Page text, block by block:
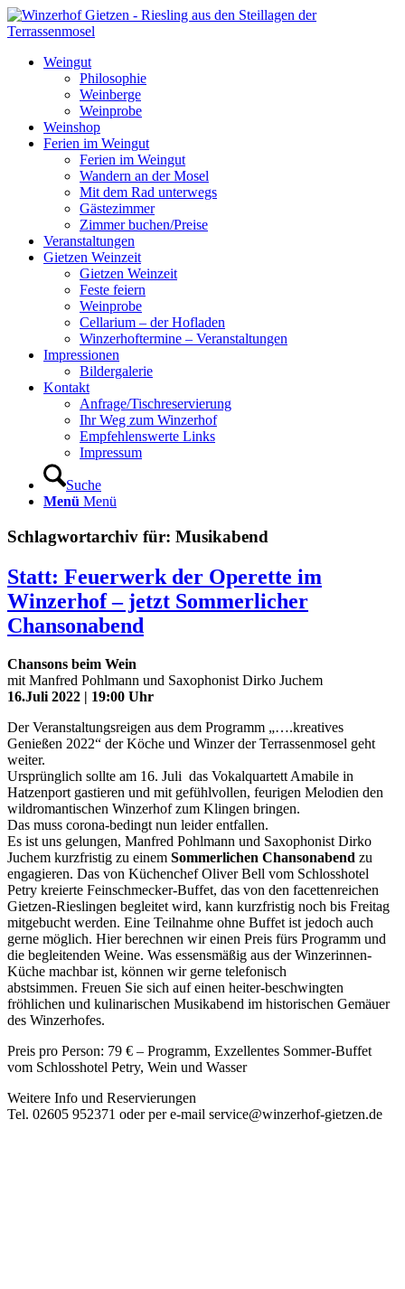
Weingut
Philosophie
Weinberge
Weinprobe
Weinshop
Ferien im Weingut
Ferien im Weingut
Wandern an der Mosel
Mit dem Rad unterwegs
Gästezimmer
Zimmer buchen/Preise
Veranstaltungen
Gietzen Weinzeit
Gietzen Weinzeit
Feste feiern
Weinprobe
Cellarium – der Hofladen
Winzerhoftermine – Veranstaltungen
Impressionen
Bildergalerie
Kontakt
Anfrage/Tischreservierung
Ihr Weg zum Winzerhof
Empfehlenswerte Links
Impressum
Suche
Menü Menü
Schlagwortarchiv für: Musikabend
Statt: Feuerwerk der Operette im
Winzerhof – jetzt Sommerlicher
Chansonabend
Chansons beim Wein
mit Manfred Pohlmann und Saxophonist Dirko Juchem
16.Juli 2022 | 19:00 Uhr
Der Veranstaltungsreigen aus dem Programm „….kreatives
Genießen 2022“ der Köche und Winzer der Terrassenmosel geht
weiter.
Ursprünglich sollte am 16. Juli das Vokalquartett Amabile in
Hatzenport gastieren und mit gefühlvollen, feurigen Melodien den
wildromantischen Winzerhof zum Klingen bringen.
Das muss corona-bedingt nun leider entfallen.
Es ist uns gelungen, Manfred Pohlmann und Saxophonist Dirko
Juchem kurzfristig zu einem Sommerlichen Chansonabend zu
engagieren. Das von Küchenchef Oliver Bell vom Schlosshotel
Petry kreierte Feinschmecker-Buffet, das von den facettenreichen
Gietzen-Rieslingen begleitet wird, kann kurzfristig noch bis Freitag
mitgebucht werden. Eine Teilnahme ohne Buffet ist jedoch auch
gerne möglich. Hier berechnen wir einen Preis fürs Programm und
die begleitenden Weine. Was essensmäßig aus der Winzerinnen-
Küche machbar ist, können wir gerne telefonisch
abstsimmen. Freuen Sie sich auf einen heiter-beschwingten
fröhlichen und kulinarischen Musikabend im historischen Gemäuer
des Winzerhofes.
Preis pro Person: 79 € – Programm, Exzellentes Sommer-Buffet
vom Schlosshotel Petry, Wein und Wasser
Weitere Info und Reservierungen
Tel. 02605 952371 oder per e-mail service@winzerhof-gietzen.de